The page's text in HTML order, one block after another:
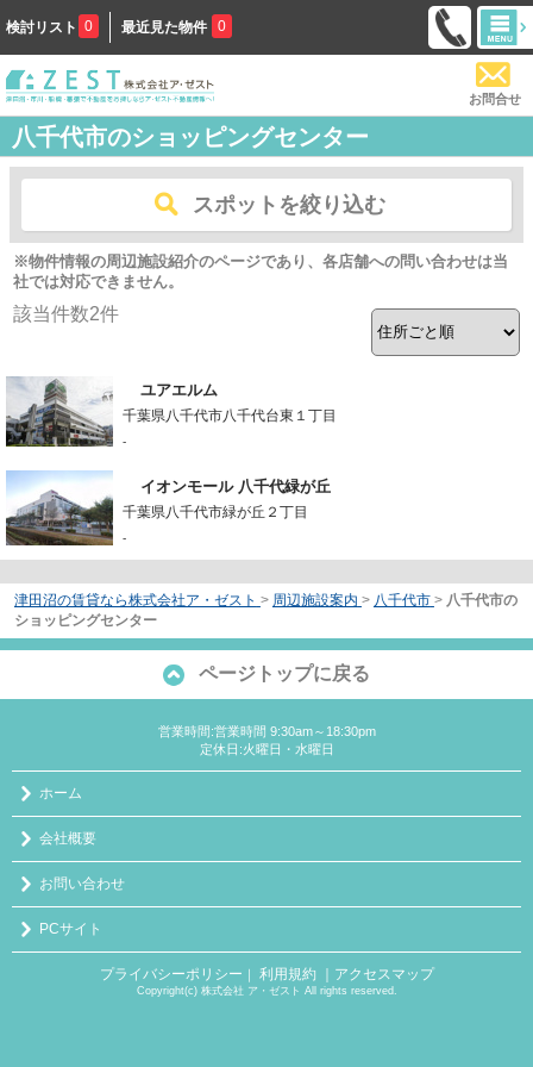
検討リスト 0 最近見た物件 0
お問合せ
八千代市のショッピングセンター
スポットを絞り込む
※物件情報の周辺施設紹介のページであり、各店舗への問い合わせは当
社では対応できません。
該当件数2件
ユアエルム
千葉県八千代市八千代台東１丁目
-
イオンモール 八千代緑が丘
千葉県八千代市緑が丘２丁目
-
津田沼の賃貸なら株式会社ア・ゼスト > 周辺施設案内 > 八千代市 > 八千代市の
ショッピングセンター
ページトップに戻る
営業時間:営業時間 9:30am～18:30pm
定休日:火曜日・水曜日
ホーム
会社概要
お問い合わせ
PCサイト
プライバシーポリシー ｜ 利用規約 ｜アクセスマップ
Copyright(c) 株式会社 ア・ゼスト All rights reserved.